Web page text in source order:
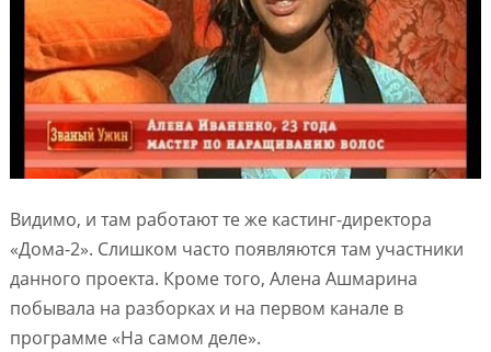
Видимо, и там работают те же кастинг-директора
«Дома-2». Слишком часто появляются там участники
данного проекта. Кроме того, Алена Ашмарина
побывала на разборках и на первом канале в
программе «На самом деле».